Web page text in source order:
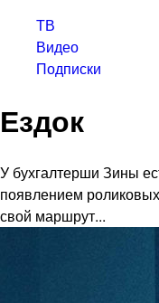
ТВ
Видео
Подписки
Ездок
У бухгалтерши Зины
появлением
свой маршрут...